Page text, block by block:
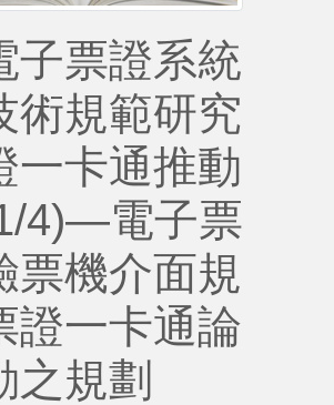
子票證系統
術規範研究
一卡通推動
4)—電子票
票機介面規
證一卡通論
之規劃